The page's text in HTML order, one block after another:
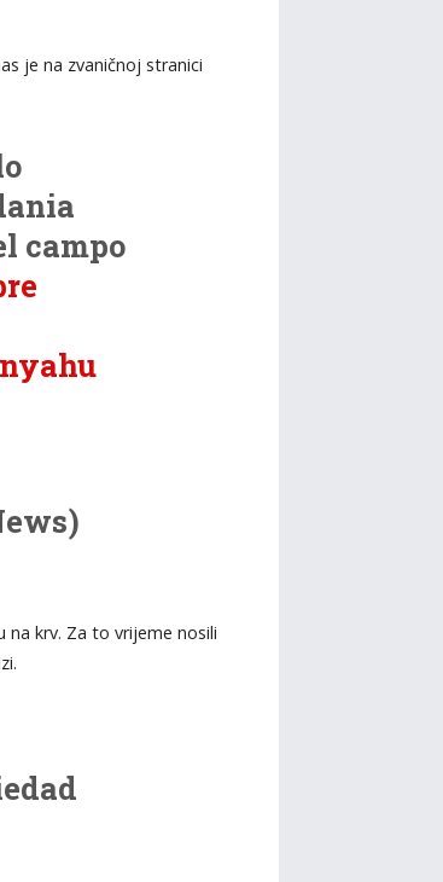
je na zvaničnoj stranici
campo
na krv. Za to vrijeme nosili